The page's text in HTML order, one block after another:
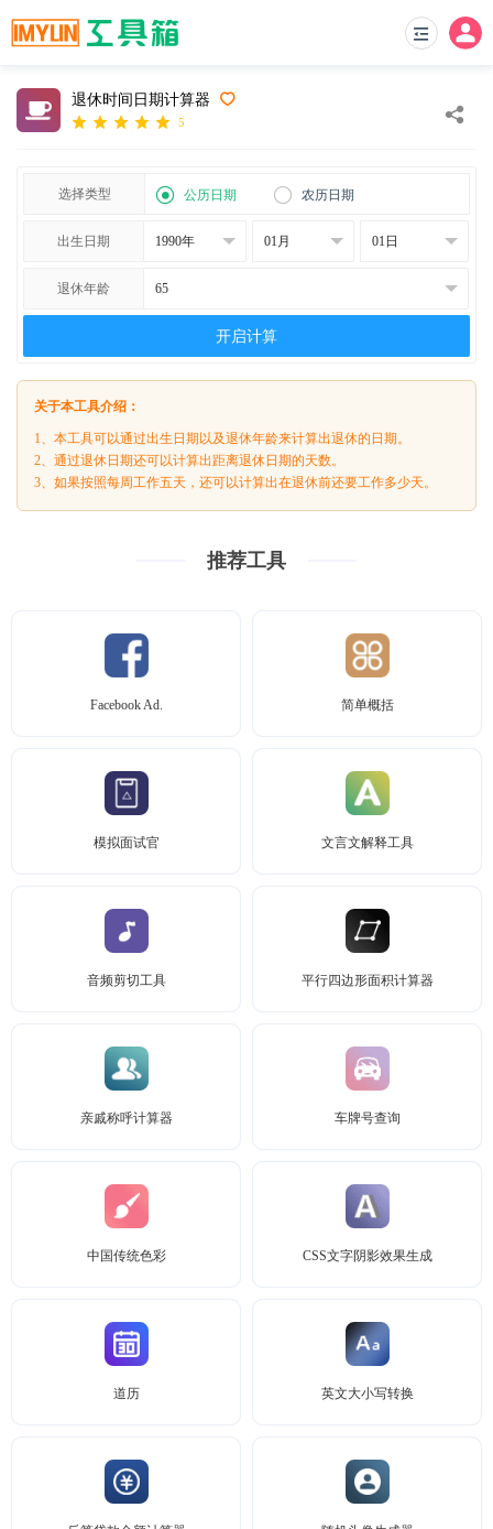
退休时间日期计算器
5
选择类型 公历日期 农历日期
出生日期
退休年龄
开启计算
关于本工具介绍：
1、本工具可以通过出生日期以及退休年龄来计算出退休的日期。
2、通过退休日期还可以计算出距离退休日期的天数。
3、如果按照每周工作五天，还可以计算出在退休前还要工作多少天。
推荐工具
Facebook Ad. 简单概括
模拟面试官 文言文解释工具
音频剪切工具 平行四边形面积计算器
亲戚称呼计算器 车牌号查询
中国传统色彩 CSS文字阴影效果生成
道历 英文大小写转换